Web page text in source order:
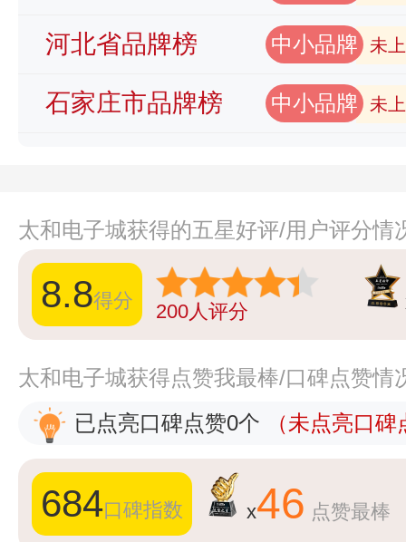
河北省品牌榜 中小品牌 未
石家庄市品牌榜 中小品牌 未
太和电子城获得的五星好评/用户评分情
8.8得分 200人评分
太和电子城获得点赞我最棒/口碑点赞情
已点亮口碑点赞0个
（未点亮口
684口碑指数 x46 点赞最棒